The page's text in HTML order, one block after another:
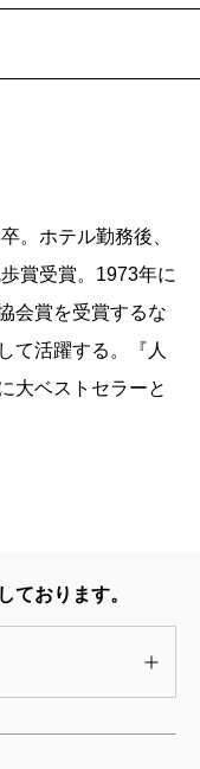
。ホテル勤務後、
賞受賞。1973年に
会賞を受賞するな
て活躍する。『人
大ベストセラーと
ております。